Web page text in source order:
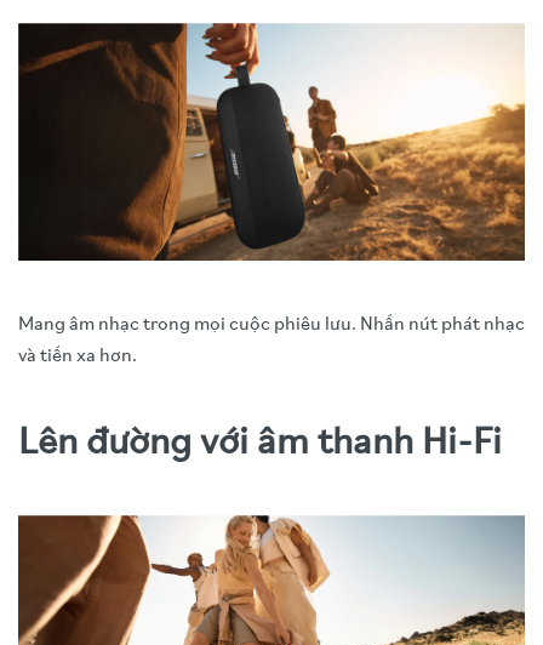
Mang âm nhạc trong mọi cuộc phiêu lưu. Nhấn nút phát nhạc
và tiến xa hơn.
Lên đường với âm thanh Hi-Fi